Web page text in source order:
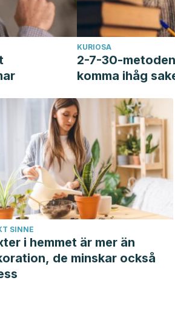
KURIOSA
2-7-30-
komma ihåg
SINNE
i hemmet är mer än
de minskar också